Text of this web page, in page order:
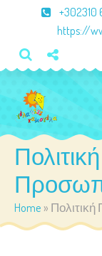
+302310
https://
Home »